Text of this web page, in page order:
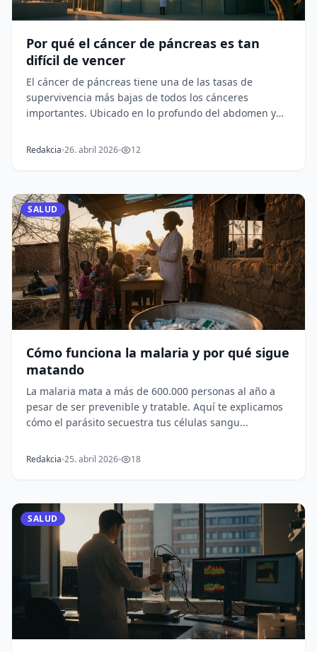
Por qué el cáncer de páncreas es tan
difícil de vencer
El cáncer de páncreas tiene una de las tasas de
supervivencia más bajas de todos los cánceres
importantes. Ubicado en lo profundo del abdomen y
Redakcia 26. abril 2026 12
SALUD
Cómo funciona la malaria y por qué sigue
matando
La malaria mata a más de 600.000 personas al año a
pesar de ser prevenible y tratable. Aquí te explicamos
cómo el parásito secuestra tus células sangu...
Redakcia 25. abril 2026 18
SALUD